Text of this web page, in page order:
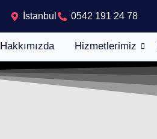
İstanbul 0542 191 24 78
Hakkımızda Hizmetlerimiz